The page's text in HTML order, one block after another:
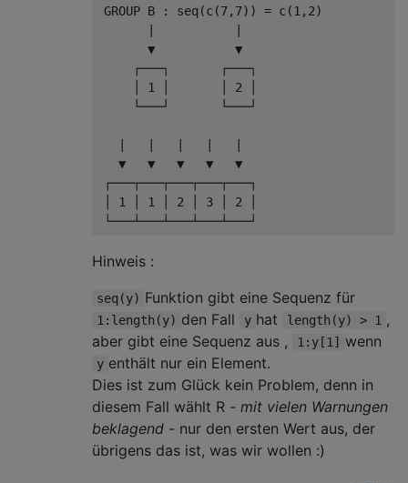
GROUP B : seq (c (7, 7)) = c (1 , 2)
       ▼           ▼
     ┌───┐       ┌───┐
1 2
     └───┘       └───┘
   ▼   ▼   ▼   ▼   ▼
┌───┬───┬───┬───┬───┐
1 1 2 3 2
└───┴───┴───┴───┴───┘
Hinweis :
seq(y) Funktion gibt eine Sequenz für
1:length(y) den Fall y hat length(y) > 1 ,
aber gibt eine Sequenz aus ,
1:y[1] wenn
y enthält nur ein Element.
Dies ist zum Glück kein Problem, denn in
diesem Fall wählt R - mit vielen Warnungen
beklagend - nur den ersten Wert aus, der
übrigens das ist, was wir wollen :)